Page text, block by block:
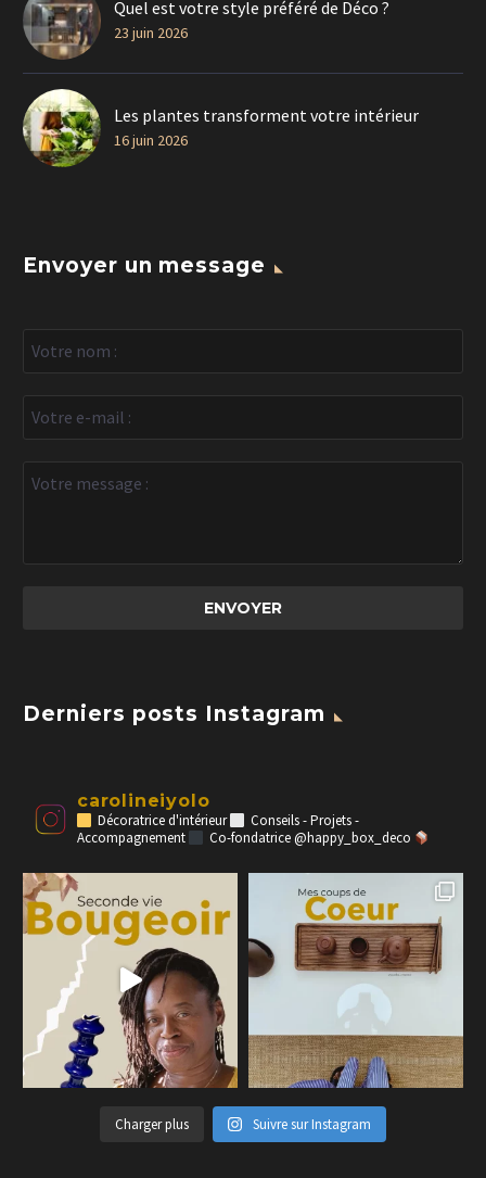
Quel est votre style préféré de Déco ?
23 juin 2026
Les plantes transforment votre intérieur
16 juin 2026
Envoyer un message
Derniers posts Instagram
carolineiyolo
Décoratrice d'intérieur
Conseils - Projets -
Accompagnement
Co-fondatrice @happy_box_deco
Charger plus Suivre sur Instagram